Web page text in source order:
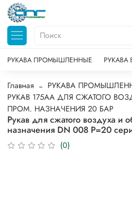
РУКАВА ПРОМЫШЛЕННЫЕ
Главная РУКАВА
РУКАВ 175AA ДЛЯ СЖАТОГО
ПРОМ. НАЗНАЧЕНИЯ 20 БАР
Рукав для сжатого воздуха и
назначения DN 008 Р=20
(0)